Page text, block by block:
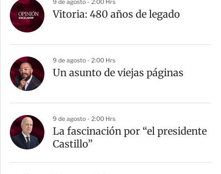
9 de agosto - 2:00 Hrs
Vitoria: 480 años de legado
9 de agosto - 2:00 Hrs
Un asunto de viejas páginas
9 de agosto - 2:00 Hrs
La fascinación por “el presidente
Castillo”